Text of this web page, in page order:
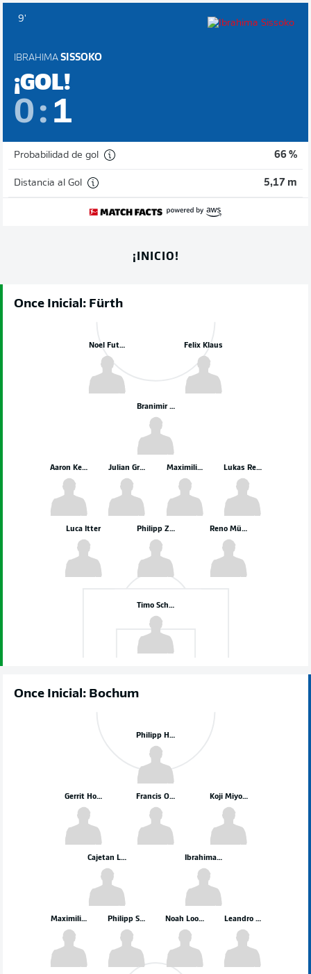
9'
IBRAHIMA SISSOKO
¡GOL!
0 : 1
Probabilidad de gol 66 %
Distancia al Gol 5,17 m
¡INICIO!
Once Inicial: Fürth
Timo Schlieck
Lukas Reich
Philipp Ziereis Reno Münz
Luca Itter
Maximilian Dietz
Aaron Keller
Felix Klaus
Julian Green
Noel Futkeu
Branimir Hrgota
Once Inicial: Bochum
Philipp Strompf Noah Loosli
Maximilian Wittek Leandro Morgalla
Ibrahima Sissoko
Koji Miyoshi
Cajetan Lenz
Gerrit Holtmann Francis Onyeka
Philipp Hofmann